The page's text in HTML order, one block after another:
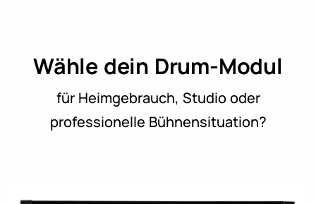
Wähle dein Drum-Modul
für Heimgebrauch, Studio oder
professionelle Bühnensituation?